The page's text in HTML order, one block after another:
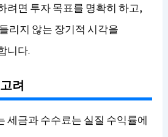
려면 투자 목표를 명확히 하고,
리지 않는 장기적 시각을
니다.
려
세금과 수수료는 실질 수익률에